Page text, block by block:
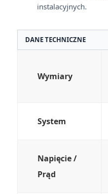
instalacyjnych.
DANE TECHNICZNE
Wymiary
System
Napięcie /
Prąd